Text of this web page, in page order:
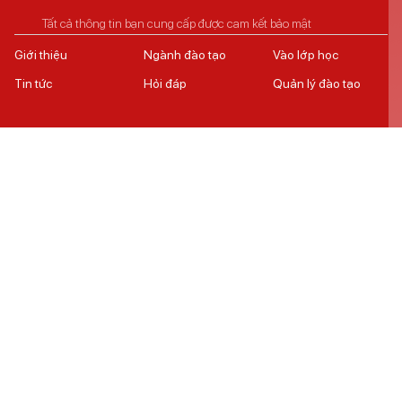
Tất cả thông tin bạn cung cấp được cam kết bảo mật
Giới thiệu
Tin tức
Ngành đào tạo
Hỏi đáp
Vào lớp học
Quản lý đào tạo